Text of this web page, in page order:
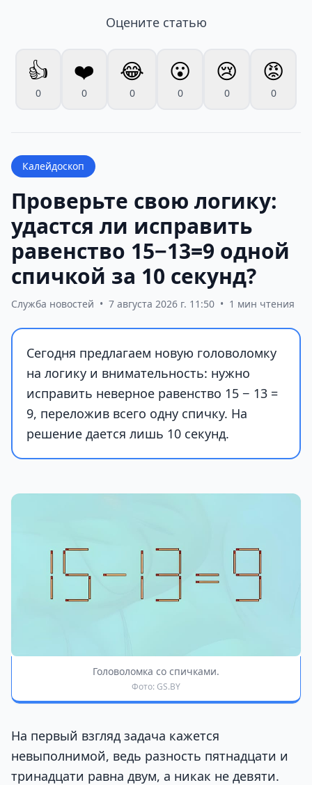
Оцените статью
👍
0
❤️
0
😂
0
😮
0
😢
0
😡
0
Калейдоскоп
Проверьте свою логику:
удастся ли исправить
равенство 15−13=9 одной
спичкой за 10 секунд?
Служба новостей • 7 августа 2026 г. 11:50 • 1 мин чтения
Сегодня предлагаем новую головоломку
на логику и внимательность: нужно
исправить неверное равенство 15 − 13 =
9, переложив всего одну спичку. На
решение дается лишь 10 секунд.
Головоломка со спичками.
Фото: GS.BY
На первый взгляд задача кажется
невыполнимой, ведь разность пятнадцати и
тринадцати равна двум, а никак не девяти.